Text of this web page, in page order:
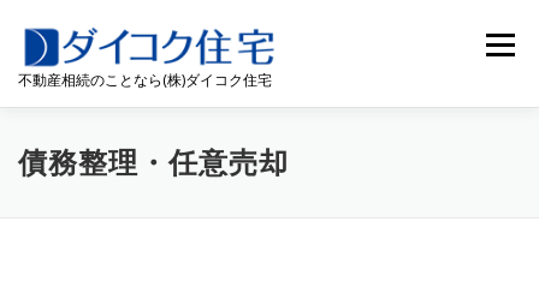
ツ
不動産相続のことなら(株)ダイコク住宅
メニュー
相続・終活 債務整理・任意売却
債務整理・任意売却